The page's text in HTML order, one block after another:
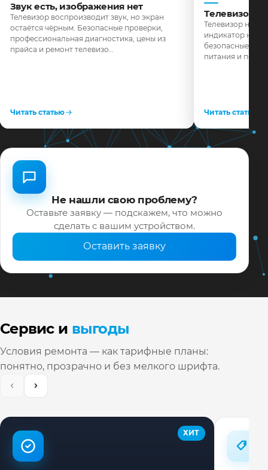
Звук есть, изображения нет
Телевизор воспроизводит звук, но экран
остаётся чёрным. Безопасные проверки,
профессиональная диагностика, цены из
прайса и ремонт телевизо…
Читать статью
Телевизор
Телевизор не
индикатор не
безопасные
питания и
Читать статью
Не нашли свою проблему?
Оставьте заявку — подскажем, что можно
сделать с вашим устройством.
Оставить заявку
Сервис и выгоды
Условия ремонта — как тарифные планы:
понятно, прозрачно и без мелкого шрифта.
ХИТ